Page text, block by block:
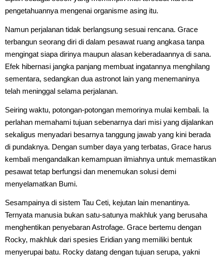
pengetahuannya mengenai organisme asing itu.
Namun perjalanan tidak berlangsung sesuai rencana. Grace
terbangun seorang diri di dalam pesawat ruang angkasa tanpa
mengingat siapa dirinya maupun alasan keberadaannya di sana.
Efek hibernasi jangka panjang membuat ingatannya menghilang
sementara, sedangkan dua astronot lain yang menemaninya
telah meninggal selama perjalanan.
Seiring waktu, potongan-potongan memorinya mulai kembali. Ia
perlahan memahami tujuan sebenarnya dari misi yang dijalankan
sekaligus menyadari besarnya tanggung jawab yang kini berada
di pundaknya. Dengan sumber daya yang terbatas, Grace harus
kembali mengandalkan kemampuan ilmiahnya untuk memastikan
pesawat tetap berfungsi dan menemukan solusi demi
menyelamatkan Bumi.
Sesampainya di sistem Tau Ceti, kejutan lain menantinya.
Ternyata manusia bukan satu-satunya makhluk yang berusaha
menghentikan penyebaran Astrofage. Grace bertemu dengan
Rocky, makhluk dari spesies Eridian yang memiliki bentuk
menyerupai batu. Rocky datang dengan tujuan serupa, yakni